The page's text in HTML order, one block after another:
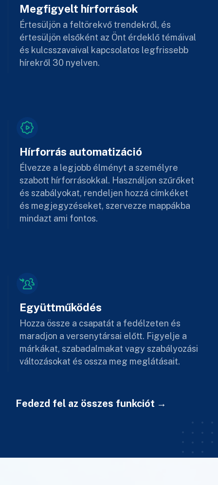
Megfigyelt hírforrások
Értesüljön a feltörekvő trendekről, és
értesüljön elsőként az Önt érdeklő témáival
és kulcsszavaival kapcsolatos legfrissebb
hírekről 30 nyelven.
Hírforrás automatizáció
Élvezze a legjobb élményt a személyre
szabott hírforrásokkal. Használjon szűrőket
és szabályokat, rendeljen hozzá címkéket
és megjegyzéseket, szervezze mappákba
mindazt ami fontos.
Együttműködés
Hozza össze a csapatát a fedélzeten és
maradjon a versenytársai előtt. Figyelje a
márkákat, szabadalmakat vagy szabályozási
változásokat és ossza meg meglátásait.
Fedezd fel az összes funkciót